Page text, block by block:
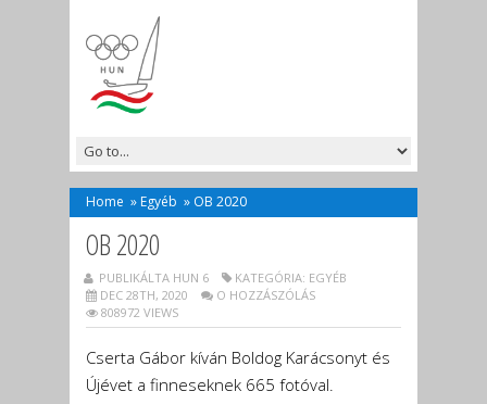
Home » Egyéb » OB 2020
OB 2020
PUBLIKÁLTA HUN 6 KATEGÓRIA: EGYÉB
DEC 28TH, 2020
O HOZZÁSZÓLÁS
808972 VIEWS
Cserta Gábor kíván Boldog Karácsonyt és
Újévet a finneseknek 665 fotóval.